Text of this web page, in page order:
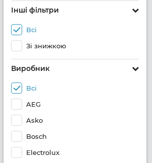
Інші фільтри
Всі
Зі знижкою
Виробник
Всі
AEG
Asko
Bosch
Electrolux